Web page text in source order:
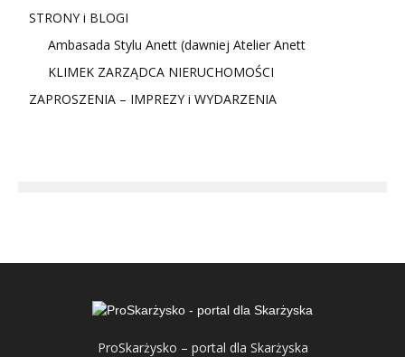
STRONY i BLOGI
Ambasada Stylu Anett (dawniej Atelier Anett
KLIMEK ZARZĄDCA NIERUCHOMOŚCI
ZAPROSZENIA – IMPREZY i WYDARZENIA
ProSkarżysko – portal dla Skarżyska